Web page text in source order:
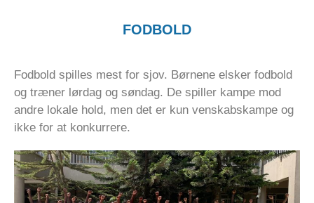
FODBOLD
Fodbold spilles mest for sjov. Børnene elsker fodbold
og træner lørdag og søndag. De spiller kampe mod
andre lokale hold, men det er kun venskabskampe og
ikke for at konkurrere.